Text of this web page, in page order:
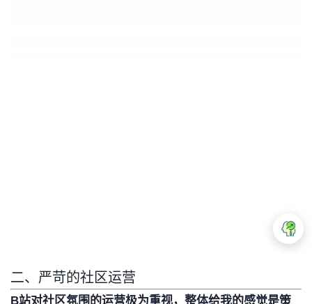
二、严苛的社区运营
B站对社区氛围的运营极为重视，整体给我的感觉是策